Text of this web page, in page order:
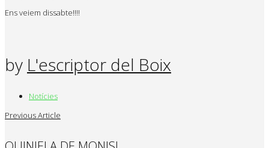
Ens veiem dissabte!!!!
by L'escriptor del Boix
Notícies
Previous Article